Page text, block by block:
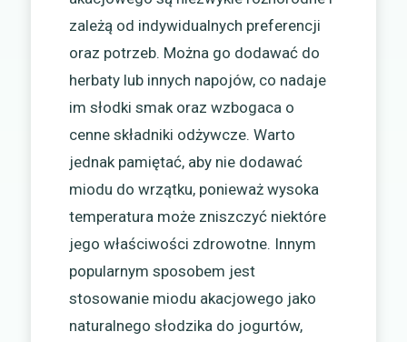
zależą od indywidualnych preferencji
oraz potrzeb. Można go dodawać do
herbaty lub innych napojów, co nadaje
im słodki smak oraz wzbogaca o
cenne składniki odżywcze. Warto
jednak pamiętać, aby nie dodawać
miodu do wrzątku, ponieważ wysoka
temperatura może zniszczyć niektóre
jego właściwości zdrowotne. Innym
popularnym sposobem jest
stosowanie miodu akacjowego jako
naturalnego słodzika do jogurtów,